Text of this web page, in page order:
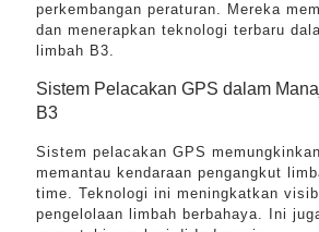
perkembangan peraturan. Mereka
dan menerapkan teknologi terbaru
limbah B3.
Sistem Pelacakan GPS dalam
B3
Sistem pelacakan GPS
memantau kendaraan pengangkut
time. Teknologi ini meningkatkan
pengelolaan limbah berbahaya. Ini